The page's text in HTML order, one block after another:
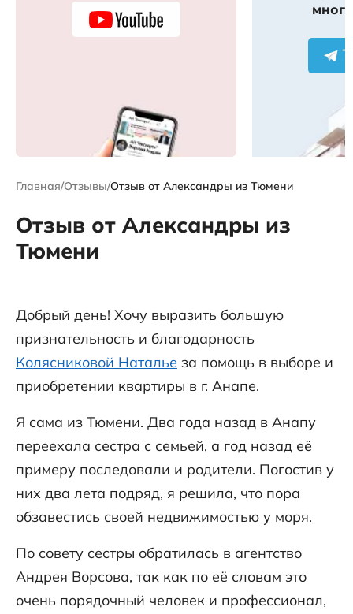
Главная Отзывы Отзыв от Александры из Тюмени
Отзыв от Александры из
Тюмени
Добрый день! Хочу выразить большую
признательность и благодарность
Колясниковой Наталье за помощь в выборе и
приобретении квартиры в г. Анапе.
Я сама из Тюмени. Два года назад в Анапу
переехала сестра с семьей, а год назад её
примеру последовали и родители. Погостив у
них два лета подряд, я решила, что пора
обзавестись своей недвижимостью у моря.
По совету сестры обратилась в агентство
Андрея Ворсова, так как по её словам это
очень порядочный человек и профессионал,